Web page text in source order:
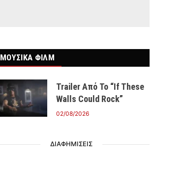
ΜΟΥΣΙΚΑ ΦΙΛΜ
Trailer Από Το “If These
Walls Could Rock”
02/08/2026
ΔΙΑΦΗΜΙΣΕΙΣ